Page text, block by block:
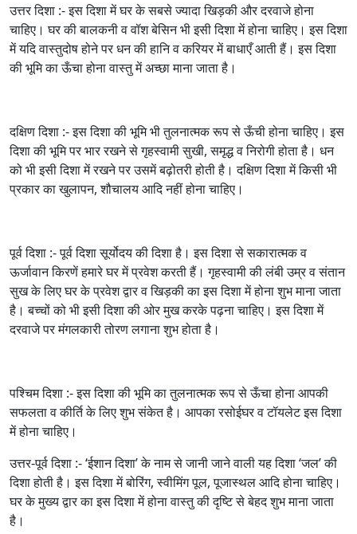
उत्तर दिशा :- इस दिशा में घर के सबसे ज्यादा खिड़की और दरवाजे होना
चाहिए। घर की बालकनी व वॉश बेसिन भी इसी दिशा में होना चाहिए। इस दिशा
में यदि वास्तुदोष होने पर धन की हानि व करियर में बाधाएँ आती हैं। इस दिशा
की भूमि का ऊँचा होना वास्तु में अच्छा माना जाता है।
दक्षिण दिशा :- इस दिशा की भूमि भी तुलनात्मक रूप से ऊँची होना चाहिए। इस
दिशा की भूमि पर भार रखने से गृहस्वामी सुखी, समृद्ध व निरोगी होता है। धन
को भी इसी दिशा में रखने पर उसमें बढ़ोतरी होती है। दक्षिण दिशा में किसी भी
प्रकार का खुलापन, शौचालय आदि नहीं होना चाहिए।
पूर्व दिशा :- पूर्व दिशा सूर्योदय की दिशा है। इस दिशा से सकारात्मक व
ऊर्जावान किरणें हमारे घर में प्रवेश करती हैं। गृहस्वामी की लंबी उम्र व संतान
सुख के लिए घर के प्रवेश द्वार व खिड़की का इस दिशा में होना शुभ माना जाता
है। बच्चों को भी इसी दिशा की ओर मुख करके पढ़ना चाहिए। इस दिशा में
दरवाजे पर मंगलकारी तोरण लगाना शुभ होता है।
पश्चिम दिशा :- इस दिशा की भूमि का तुलनात्मक रूप से ऊँचा होना आपकी
सफलता व कीर्ति के लिए शुभ संकेत है। आपका रसोईघर व टॉयलेट इस दिशा
में होना चाहिए।
उत्तर-पूर्व दिशा :- ‘ईशान दिशा’ के नाम से जानी जाने वाली यह दिशा ‘जल’ की
दिशा होती है। इस दिशा में बोरिंग, स्वीमिंग पूल, पूजास्थल आदि होना चाहिए।
घर के मुख्य द्वार का इस दिशा में होना वास्तु की दृष्टि से बेहद शुभ माना जाता
है।